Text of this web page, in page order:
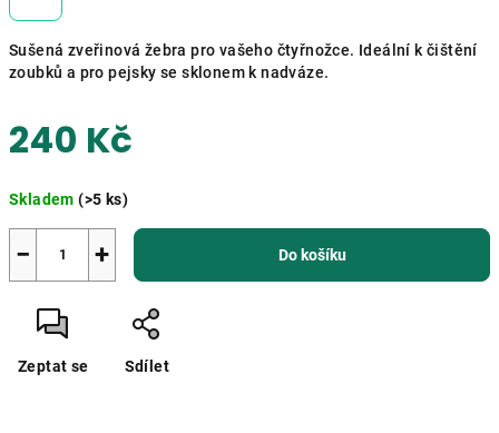
Sušená zveřinová žebra pro vašeho čtyřnožce. Ideální k čištění
zoubků a pro pejsky se sklonem k nadváze.
240 Kč
cena:
Skladem(>5 ks)
+
− Do košíku
Zeptat se Sdílet